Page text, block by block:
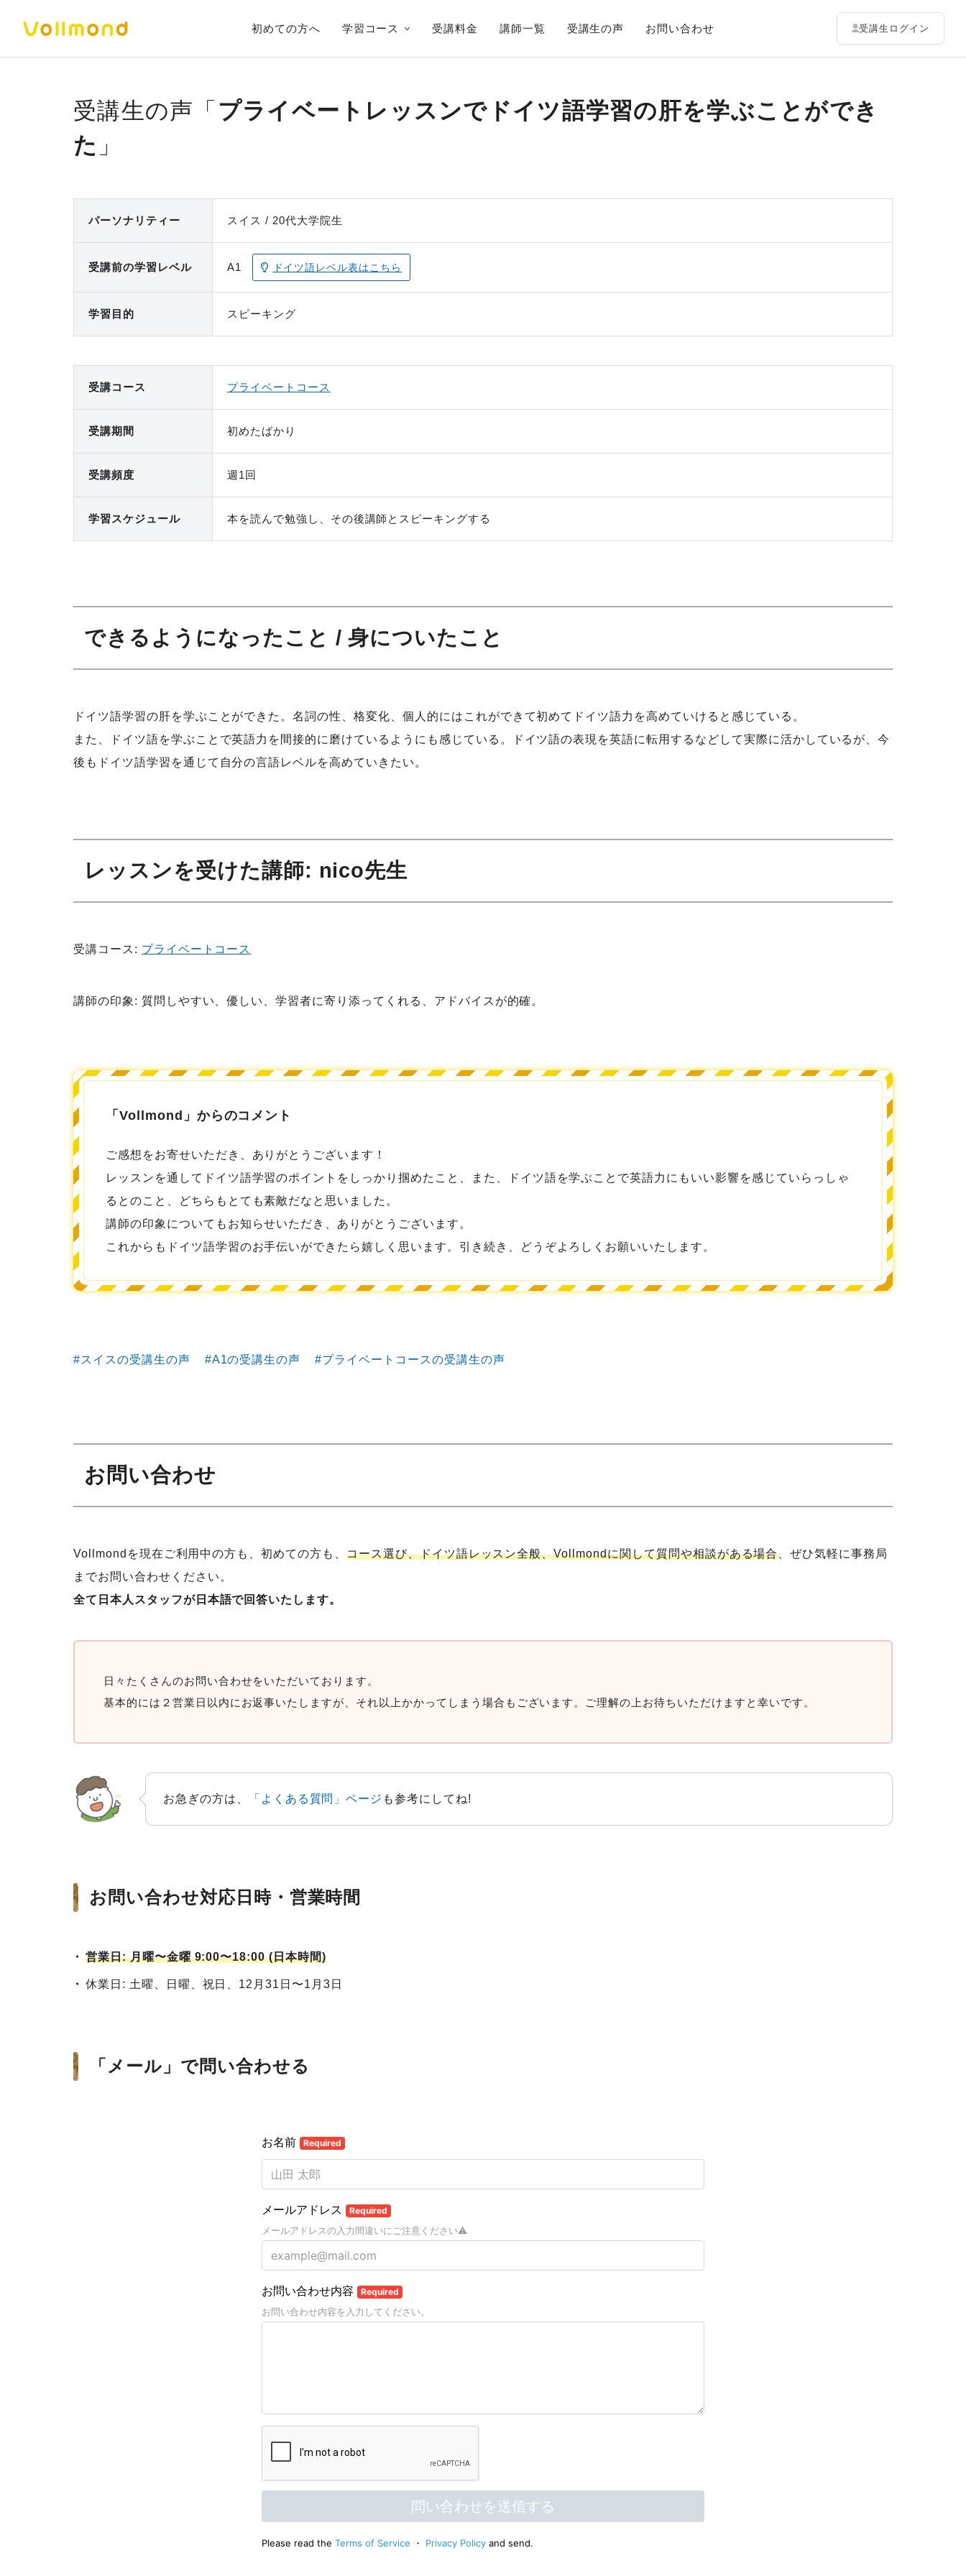
初めての方へ 学習コース 受講料金 講師一覧 受講生の声 お問い合わせ 受講生ログイン
プライベートレッスンでドイツ語学習の肝を学ぶことができ
た
パーソナ リティー スイス 20代大学院生
受講前の学習レベル A1 ドイツ語レベル表はこちら
学習目的 スピーキング
受講コース プライベートコース
受講期間 初めたばかり
受講頻度 週1回
学習スケジュール 本を読んで勉強し、その後講師とスピーキングする
できるようになったこと / 身についたこと
ドイツ語学習の肝を学ぶことができた。名詞の性、格変化、個人的にはこれができて初めてドイツ語力を高めていけると感じている。
また、ドイツ語を学ぶことで英語力を間接的に磨けているようにも感じている。ドイツ語の表現を英語に転用するなどして実際に活かしているが、今
後もドイツ語学習を通じて自分の言語レベルを高めていきたい。
レッスンを受けた講師: nico先生
受講コース: プライベートコース
講師の印象: 質問しやすい、優しい、学習者に寄り添ってくれる、アドバイスが的確。
「Vollmond」からのコメント
ご感想をお寄せいただき、ありがとうございます！
レッスンを通してドイツ語学習のポイントをしっかり掴めたこと、また、ドイツ語を学ぶことで英語力にもいい影響を感じていらっしゃ
るとのこと、どちらもとても素敵だなと思いました。
講師の印象についてもお知らせいただき、ありがとうございます。
これからもドイツ語学習のお手伝いができたら嬉しく思います。引き続き、どうぞよろしくお願いいたします。
スイスの受講生の声 A1の受講生の声 プライベートコースの受講生の声
お問い合わせ
Vollmondを現在ご利用中の方も、初めての方も、 コース選び、ドイツ語レッスン全般、Vollmondに関して質問や相談がある場合 、ぜひ気軽に事務局
までお問い合わせください。
全て日本人スタッフが日本語で回答いたします。
日々たくさんのお問い合わせをいただいております。
基本的には２営業日以内にお返事いたしますが、それ以上かかってしまう場合もございます。ご理解の上お待ちいただけますと幸いです。
お急ぎの方は、 「よくある質問」ページ も参考にしてね!
お問い合わせ対応日時・営業時間
営業日: 月曜〜金曜 9:00〜18:00 (日本時間)
休業日: 土曜、日曜、祝日、12月31日〜1月3日
「メール」で問い合わせる